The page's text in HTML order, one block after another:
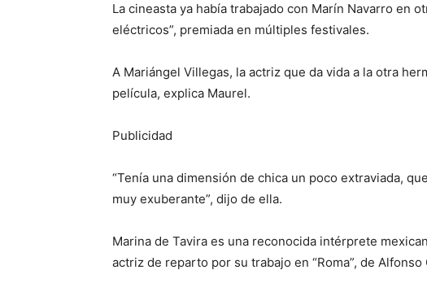
La cineasta ya había trabajado con Marín Navarro en
eléctricos”, premiada en múltiples festivales.
A Mariángel Villegas, la actriz que da vida a la otra
película, explica Maurel.
Publicidad
“Tenía una dimensión de chica un poco extraviada,
muy exuberante”, dijo de ella.
Marina de Tavira es una reconocida intérprete
actriz de reparto por su trabajo en “Roma”, de Alfonso